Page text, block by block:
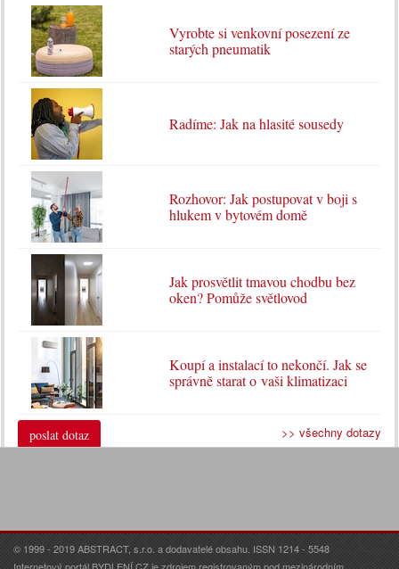
Vyrobte si venkovní posezení ze
starých pneumatik
Radíme: Jak na hlasité sousedy
Rozhovor: Jak postupovat v boji s
hlukem v bytovém domě
Jak prosvětlit tmavou chodbu bez
oken? Pomůže světlovod
Koupí a instalací to nekončí. Jak se
správně starat o vaši klimatizaci
poslat dotaz >> všechny dotazy
© 1999 - 2019 ABSTRACT, s.r.o. a dodavatelé obsahu. ISSN 1214 - 5548